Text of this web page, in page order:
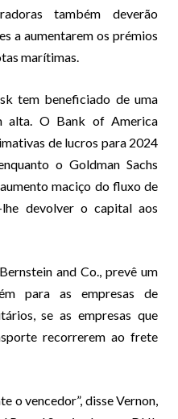
também deverão
a aumentarem os prémios
marítimas.
tem beneficiado de uma
alta. O Bank of America
de lucros para 2024
o Goldman Sachs
maciço do fluxo de
devolver o capital aos
and Co., prevê um
para as empresas de
se as empresas que
recorrerem ao frete
o vencedor”, disse Vernon,